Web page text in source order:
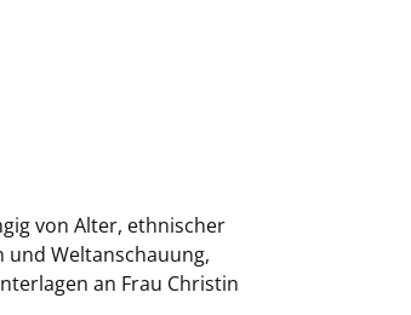
von Alter, ethnischer
Weltanschauung,
an Frau Christin